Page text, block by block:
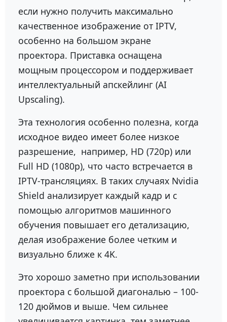
если нужно получить максимально
качественное изображение от IPTV,
особенно на большом экране
проектора. Приставка оснащена
мощным процессором и поддерживает
интеллектуальный апскейлинг (AI
Upscaling).
Эта технология особенно полезна, когда
исходное видео имеет более низкое
разрешение, например, HD (720p) или
Full HD (1080p), что часто встречается в
IPTV-трансляциях. В таких случаях Nvidia
Shield анализирует каждый кадр и с
помощью алгоритмов машинного
обучения повышает его детализацию,
делая изображение более четким и
визуально ближе к 4K.
Это хорошо заметно при использовании
проектора с большой диагональю – 100-
120 дюймов и выше. Чем сильнее